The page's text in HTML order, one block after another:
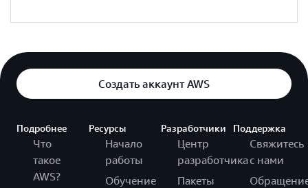
Создать аккаунт AWS
Подробнее
Что
такое
AWS?
Ресурсы
Начало
работы
Обучение
Разработчики
Центр
разработчика
Пакеты
Поддержка
Свяжитесь
с нами